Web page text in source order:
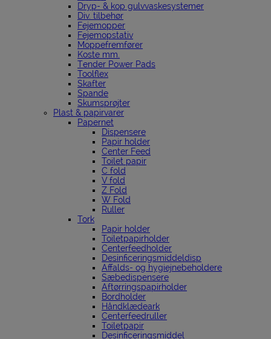
Dryp- & kop gulvvaskesystemer
Div. tilbehør
Fejemopper
Fejemopstativ
Moppefremfører
Koste mm.
Tender Power Pads
Toolflex
Skafter
Spande
Skumsprøjter
Plast & papirvarer
Papernet
Dispensere
Papir holder
Center Feed
Toilet papir
C fold
V fold
Z Fold
W Fold
Ruller
Tork
Papir holder
Toiletpapirholder
Centerfeedholder
Desinficeringsmiddeldisp
Affalds- og hygiejnebeholdere
Sæbedispensere
Aftørringspapirholder
Bordholder
Håndklædeark
Centerfeedruller
Toiletpapir
Desinficeringsmiddel